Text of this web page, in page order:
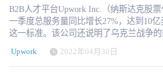
工人，在美国劳动力中所占的比例增加
个百分点。 这与高技能和受过良好教育的专业人员的高水平相吻
合。超过一半（51%）的自由职业者提供
者拥有研究生学位，高于去年的五分之一。 ‍‍ 虽然经济收益是自
业的主要动力，但灵活性和在职业生涯
亿美元。 Workday将2023财年的订阅收入提高到55.37亿美元至55.57
亿美元之间，同比增长22%。我们预计
亿美元至13.55亿美元，同比增长22%。 Workday财报发布后，低于
市场预期。盘后大跌9%，每股153美元，
B2B人才平台Upwork Inc.（纳斯达克股
一季度总服务量同比增长27%，达到10
这一标准。该公司还说明了乌克兰战争的
括客户支出和其他服务所收取的额外费用。 同时，位于旧金山
台第一季度收入同比增长24.4%，而毛利率稳定
Upwork 2022年04月30日